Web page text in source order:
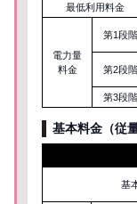
最低利用料金
電力量
料金
第1段階
第2段階
第3段階
基本料金（従
基